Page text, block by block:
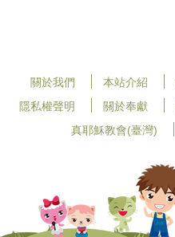
關於我們 本站介紹
隱私權聲明
關於奉獻
真耶穌教會(臺灣)